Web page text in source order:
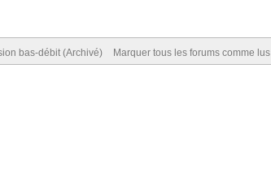
bas-débit (Archivé) Marquer tous les forums comme lus